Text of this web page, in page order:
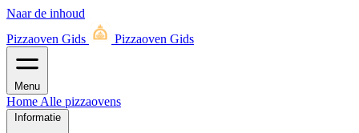
Naar de inhoud
Pizzaoven Gids
Pizzaoven Gids
Menu
Home Alle pizzaovens
Informatie